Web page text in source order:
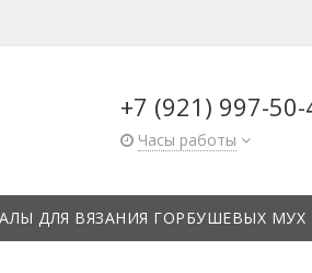
+7 (921) 997-50-
Часы работы
ДЛЯ ВЯЗАНИЯ ГОРБУШЕВЫХ МУХ